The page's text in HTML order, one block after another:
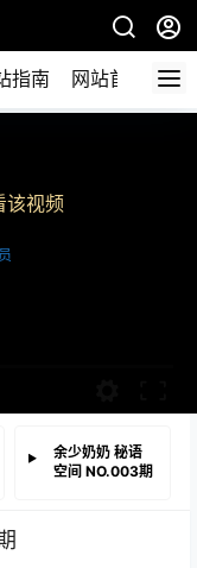
指南 网站首页
该视频
余少奶奶 秘语
空间 NO.003期